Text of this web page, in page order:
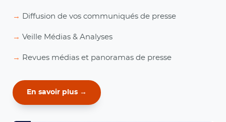
→ Diffusion de vos communiqués de presse
→ Veille Médias & Analyses
→ Revues médias et panoramas de presse
En savoir plus →